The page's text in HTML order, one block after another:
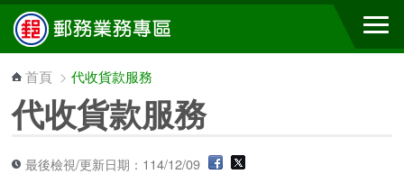
跳到主要內容區塊
首頁 >代收貨款服務
代收貨款服務
最後檢視/更新日期：114/12/09